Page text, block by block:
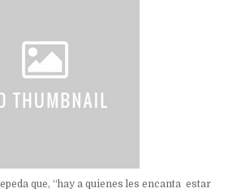
que, “hay a quienes les encanta estar